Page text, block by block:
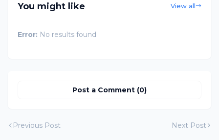
You might like View all
Error: No results found
Post a Comment (0)
Previous Post Next Post